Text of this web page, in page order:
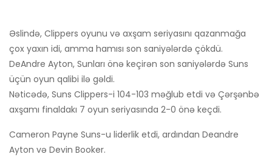
Əslində, Clippers oyunu və axşam seriyasını qazanmağa
çox yaxın idi, amma hamısı son saniyələrdə çökdü.
DeAndre Ayton, Sunları önə keçirən son saniyələrdə Suns
üçün oyun qalibi ilə gəldi.
Nəticədə, Suns Clippers-i 104-103 məğlub etdi və Çərşənbə
axşamı finaldakı 7 oyun seriyasında 2-0 önə keçdi.
Cameron Payne Suns-u liderlik etdi, ardından Deandre
Ayton və Devin Booker.